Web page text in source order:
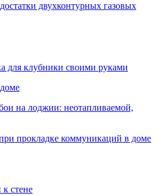
двухконтурных газовых
для клубники своими руками
на лоджии: неотапливаемой,
прокладке коммуникаций в доме
стене